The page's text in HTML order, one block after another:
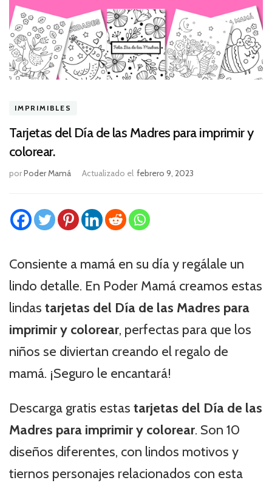
IMPRIMIBLES
Tarjetas del Día de las Madres para imprimir y
colorear.
porPoder Mamá Actualizado el febrero 9, 2023
Consiente a mamá en su día y regálale un
lindo detalle. En Poder Mamá creamos estas
lindas tarjetas del Día de las Madres para
imprimir y colorear, perfectas para que los
niños se diviertan creando el regalo de
mamá. ¡Seguro le encantará!
Descarga gratis estas tarjetas del Día de las
Madres para imprimir y colorear. Son 10
diseños diferentes, con lindos motivos y
tiernos personajes relacionados con esta